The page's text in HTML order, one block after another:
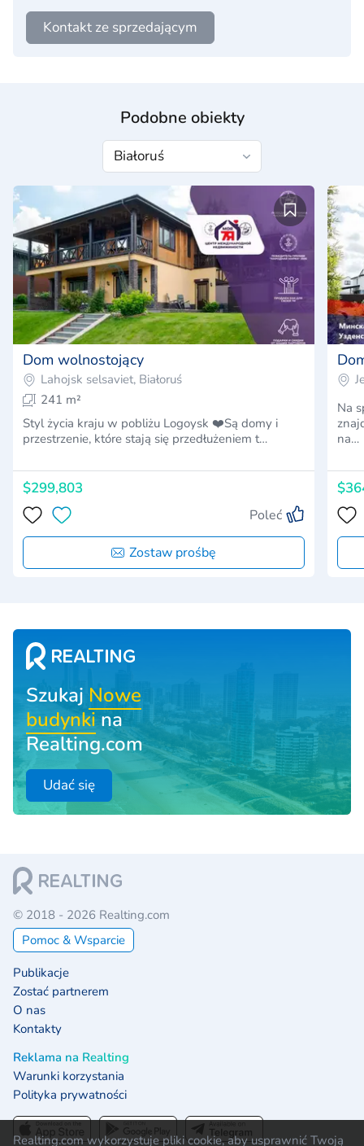
Realting.com wykorzystuje pliki cookie, aby usprawnić Twoją
Kontakt ze sprzedającym
Podobne obiekty
Dom wolnostojący
Lahojsk selsaviet, Białoruś
241 m²
Styl życia kraju w pobliżu Logoysk ❤️Są domy i
przestrzenie, które stają się przedłużeniem t…
$299,803
Poleć
Zostaw prośbę
Na
na…
Szukaj Nowe
budynkina
Realting.com
Udać się
© 2018 - 2026 Realting.com
Pomoc & Wsparcie
Publikacje
Zostać partnerem
O nas
Kontakty
Reklama na Realting
Warunki korzystania
Polityka prywatności